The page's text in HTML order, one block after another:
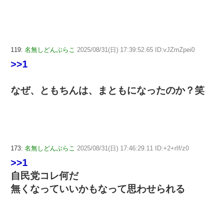
119: 名無しどんぶらこ 2025/08/31(日) 17:39:52.65 ID:vJZmZpei0
>>1
なぜ、ともちんは、まともになったのか？笑
173: 名無しどんぶらこ 2025/08/31(日) 17:46:29.11 ID:+2+rIf/z0
>>1
自民党コレ何だ
無くなっていいかもなって思わせられる